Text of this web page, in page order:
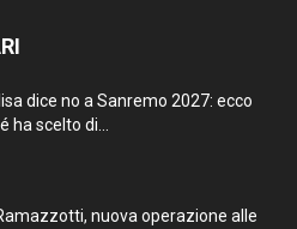
dice no a Sanremo 2027: ecco
ha scelto di...
nuova operazione alle